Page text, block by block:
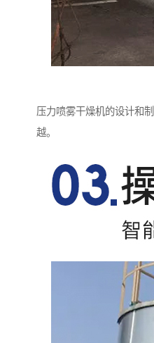
压力喷雾干燥机的设计和
越。